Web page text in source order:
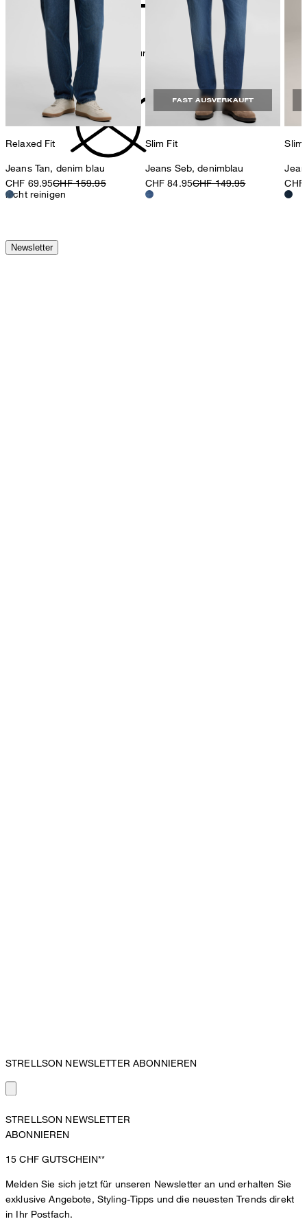
Bügeln bei geringer Temperatur
nicht reinigen
Relaxed Fit
Jeans Tan, denim blau
CHF 69.95CHF 159.95
FAST AUSVERKAUFT
Slim Fit
Jeans Seb, denimblau
CHF 84.95CHF 149.95
Slim
Newsletter
STRELLSON NEWSLETTER ABONNIEREN
STRELLSON NEWSLETTER
ABONNIEREN
15 CHFGUTSCHEIN**
Melden Sie sich jetzt für unseren Newsletter an und erhalten Sie
exklusive Angebote, Styling-Tipps und die neuesten Trends direkt
in Ihr Postfach.